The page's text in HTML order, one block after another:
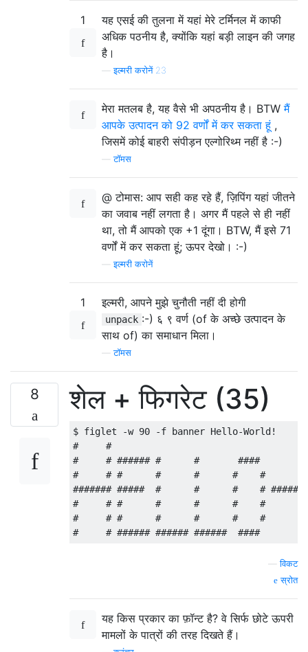
1
यह एसई की तुलना में यहां मेरे टर्मिनल में काफी
अधिक पठनीय है, क्योंकि यहां बड़ी लाइन की जगह
है।
—इल्मरी करोनें 23
मेरा मतलब है, यह वैसे भी अपठनीय है। BTWमैं
आपके उत्पादन को 92 वर्णों में कर सकता हूं ,
जिसमें कोई बाहरी संपीड़न एल्गोरिथ्म नहीं है :-)
—टॉमस
@ टोमास: आप सही कह रहे हैं, ज़िपिंग यहां जीतने
का जवाब नहीं लगता है। अगर मैं पहले से ही नहीं
था, तो मैं आपको एक +1 दूंगा। BTW, मैं इसे 71
वर्णों में कर सकता हूं; ऊपर देखो। :-)
—इल्मरी करोनें
1 इल्मरी, आपने मुझे चुनौती नहीं दी होगी
unpack :-) ६ ९ वर्ण (of के अच्छे उत्पादन के
साथ of) का समाधान मिला।
—टॉमस
8 शेल + फिगरेट (35)
$ figlet -w 90 -f banner Hello-World!
#     #
#     # ###### #      #       ####        #
#     # #      #      #      #    #       #
####### #####  #      #      #    #
#     # #      #      #      #    #
#     # #      #      #      #    #       #
—विकट
स्रोत
यह किस प्रकार का फ़ॉन्ट है? वे सिर्फ छोटे ऊपरी
मामलों के पात्रों की तरह दिखते हैं।